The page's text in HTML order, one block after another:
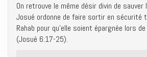
On retrouve le même désir divin de
Josué ordonne de faire sortir en sécurité
Rahab pour qu’elle soient épargnée lors
(Josué 6:17-25).